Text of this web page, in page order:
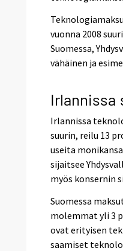
vuonna 2008
Suomessa,
vähäinen ja
Irlannissa
Irlannissa
suurin, reilu 13
useita
sijaitsee
myös konsernin
Suomessa
molemmat yli 3
ovat erityisen
saamiset